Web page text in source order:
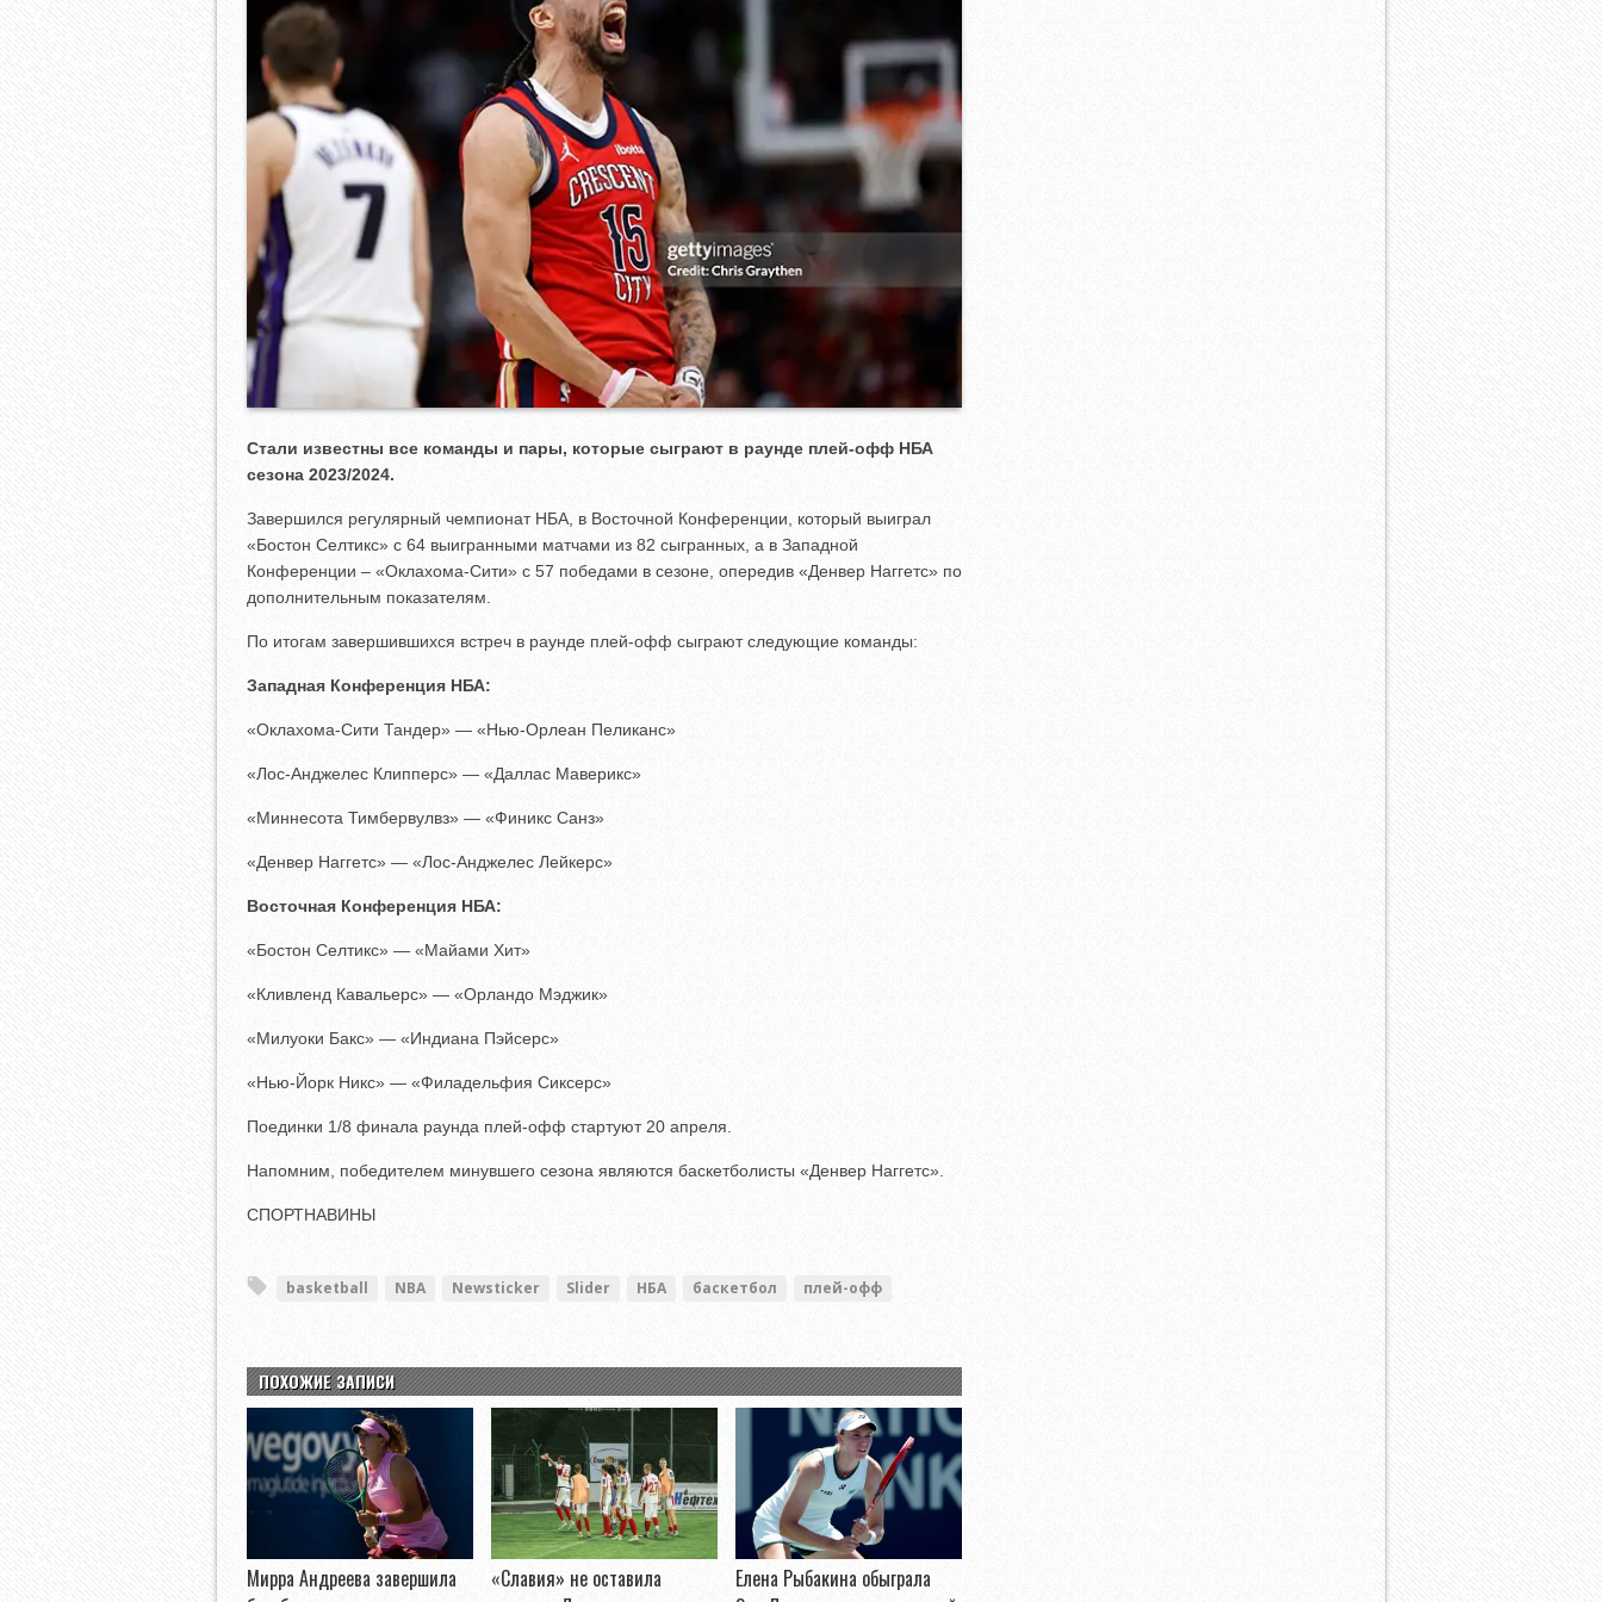
Стали известны все команды и пары, которые сыграют в раунде плей-офф НБА
сезона 2023/2024.
Завершился регулярный чемпионат НБА, в Восточной Конференции, который выиграл
«Бостон Селтикс» с 64 выигранными матчами из 82 сыгранных, а в Западной
Конференции – «Оклахома-Сити» с 57 победами в сезоне, опередив «Денвер Наггетс» по
дополнительным показателям.
По итогам завершившихся встреч в раунде плей-офф сыграют следующие команды:
Западная Конференция НБА:
«Оклахома-Сити Тандер» — «Нью-Орлеан Пеликанс»
«Лос-Анджелес Клипперс» — «Даллас Маверикс»
«Миннесота Тимбервулвз» — «Финикс Санз»
«Денвер Наггетс» — «Лос-Анджелес Лейкерс»
Восточная Конференция НБА:
«Бостон Селтикс» — «Майами Хит»
«Кливленд Кавальерс» — «Орландо Мэджик»
«Милуоки Бакс» — «Индиана Пэйсерс»
«Нью-Йорк Никс» — «Филадельфия Сиксерс»
Поединки 1/8 финала раунда плей-офф стартуют 20 апреля.
Напомним, победителем минувшего сезона являются баскетболисты «Денвер Наггетс».
СПОРТНАВИНЫ
basketball NBA Newsticker Slider НБА баскетбол плей-офф
ПОХОЖИЕ ЗАПИСИ
Мирра Андреева завершила
«Славия» не оставила
Елена Рыбакина обыграла